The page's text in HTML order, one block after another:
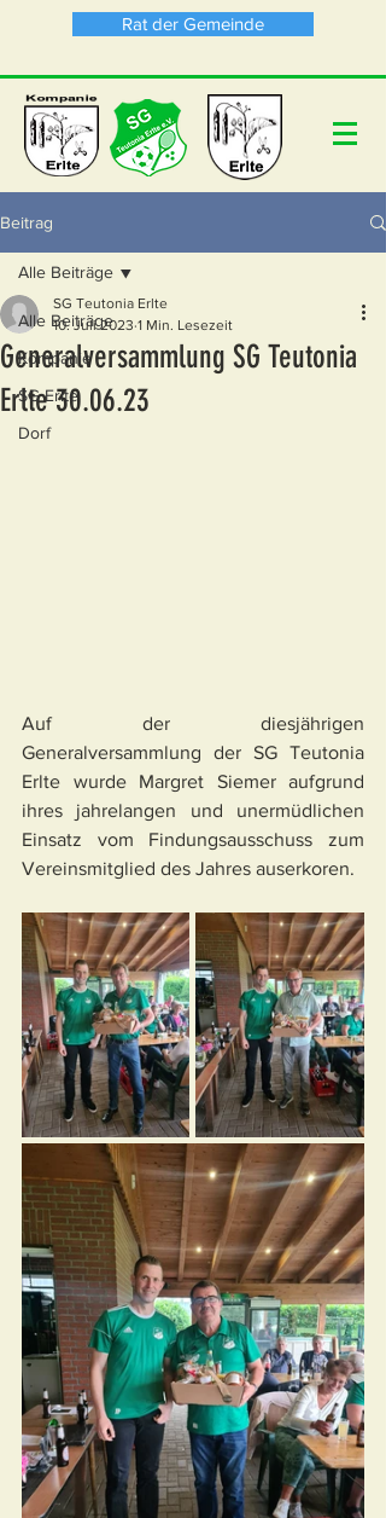
Rat der Gemeinde
Beitrag
Alle Beiträge
Kompanie
SG Erlte
Dorf
Alle Beiträge
Generalversammlung SG Teutonia
Erlte 30.06.23
SG Teutonia Erlte
10. Juli 2023 1 Min. Lesezeit
Auf der diesjährigen
Generalversammlung der SG Teutonia
Erlte wurde Margret Siemer aufgrund
ihres jahrelangen und unermüdlichen
Einsatz vom Findungsausschuss zum
Vereinsmitglied des Jahres auserkoren.